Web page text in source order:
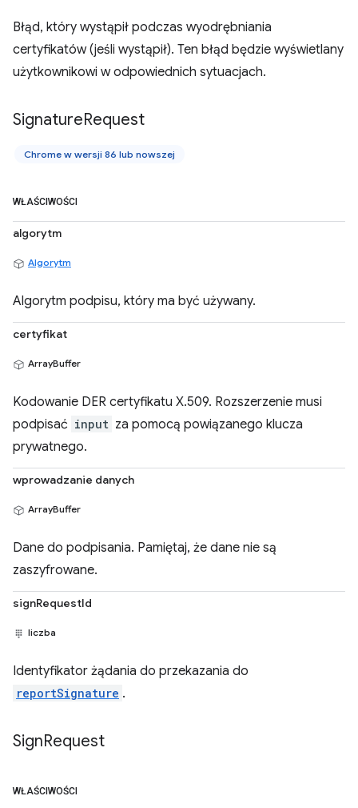
Błąd, który wystąpił podczas wyodrębniania
certyfikatów (jeśli wystąpił). Ten błąd będzie wyświetlany
użytkownikowi w odpowiednich sytuacjach.
SignatureRequest
Chrome w wersji 86 lub nowszej
WŁAŚCIWOŚCI
algorytm
Algorytm
Algorytm podpisu, który ma być używany.
certyfikat
ArrayBuffer
Kodowanie DER certyfikatu X.509. Rozszerzenie musi
podpisać input za pomocą powiązanego klucza
prywatnego.
wprowadzanie danych
ArrayBuffer
Dane do podpisania. Pamiętaj, że dane nie są
zaszyfrowane.
signRequestId
liczba
Identyfikator żądania do przekazania do
reportSignature .
SignRequest
WŁAŚCIWOŚCI